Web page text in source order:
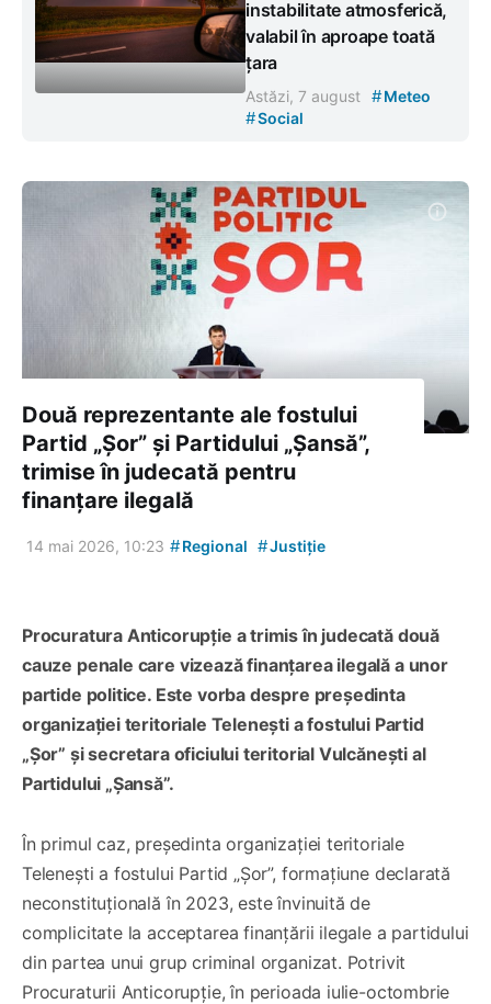
instabilitate atmosferică,
valabil în aproape toată
țara
Astăzi, 7 august #Meteo
#Social
Două reprezentante ale fostului
Partid „Șor” și Partidului „Șansă”,
trimise în judecată pentru
finanțare ilegală
14 mai 2026, 10:23 #Regional #Justiție
Procuratura Anticorupție a trimis în judecată două
cauze penale care vizează finanțarea ilegală a unor
partide politice. Este vorba despre președinta
organizației teritoriale Telenești a fostului Partid
„Șor” și secretara oficiului teritorial Vulcănești al
Partidului „Șansă”.
În primul caz, președinta organizației teritoriale
Telenești a fostului Partid „Șor”, formațiune declarată
neconstituțională în 2023, este învinuită de
complicitate la acceptarea finanțării ilegale a partidului
din partea unui grup criminal organizat. Potrivit
Procuraturii Anticorupție, în perioada iulie-octombrie